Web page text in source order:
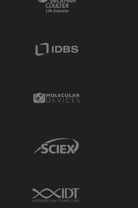
Molecular Devices Link
Sciex Link
IDT Link